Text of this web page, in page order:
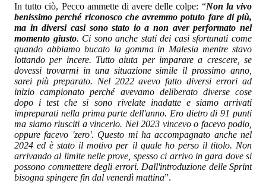
In tutto ciò, Pecco ammette di avere delle colpe: “Non la vivo
benissimo perché riconosco che avremmo potuto fare di più,
ma in diversi casi sono stato io a non aver performato nel
momento giusto. Ci sono anche stati dei casi sfortunati come
quando abbiamo bucato la gomma in Malesia mentre stavo
lottando per incere. Tutto aiuta per imparare a crescere, se
dovessi trovarmi in una situazione simile il prossimo anno,
sarei più preparato. Nel 2022 avevo fatto diversi errori ad
inizio campionato perché avevamo deliberato diverse cose
dopo i test che si sono rivelate inadatte e siamo arrivati
impreparati nella prima parte dell'anno. Ero dietro di 91 punti
ma siamo riusciti a vincerlo. Nel 2023 vincevo o facevo podio,
oppure facevo 'zero'. Questo mi ha accompagnato anche nel
2024 ed è stato il motivo per il quale ho perso il titolo. Non
arrivando al limite nelle prove, spesso ci arrivo in gara dove si
possono commettere degli errori. Dall'introduzione delle Sprint
bisogna spingere fin dal venerdì mattina”.